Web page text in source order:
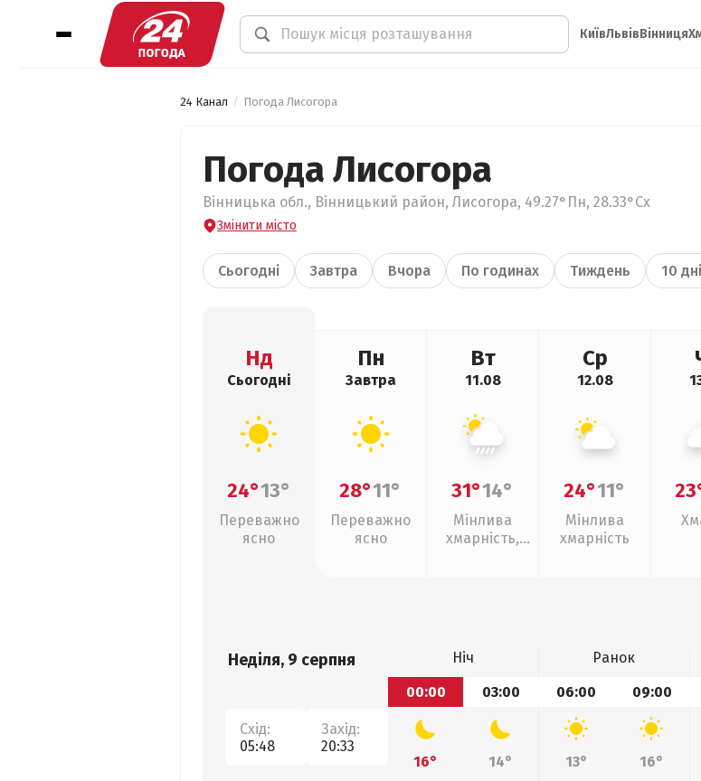
КиївЛьвівВінниця
24 Канал Погода Лисогора
Погода Лисогора
Вінницька обл., Вінницький район, Лисогора, 49.27°Пн, 28.33°Сх
Змінити місто
Сьогодні Завтра Вчора По годинах Тиждень 10
Нд
Сьогодні
24°13°
Переважно
ясно
Пн
Завтра
28°11°
Переважно
ясно
Вт
11.08
31°14°
Мінлива
хмарність,
Ср
12.08
24°11°
Мінлива
хмарність
Неділя, 9 серпня
Схід:
05:48
Захід:
20:33
Ніч Ранок
00:00
03:00 06:00 09:00
16° 14° 13° 16°